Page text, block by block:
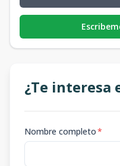
¿Te interesa
Nombre completo*